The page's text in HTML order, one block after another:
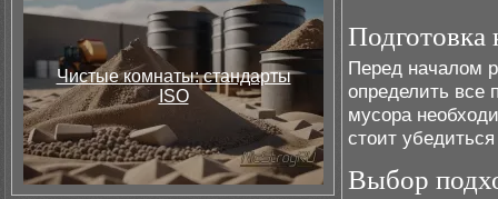
Чистые комнаты: стандарты
ISO
Подготовка
Перед началом
определить все
мусора
стоит
Выбор